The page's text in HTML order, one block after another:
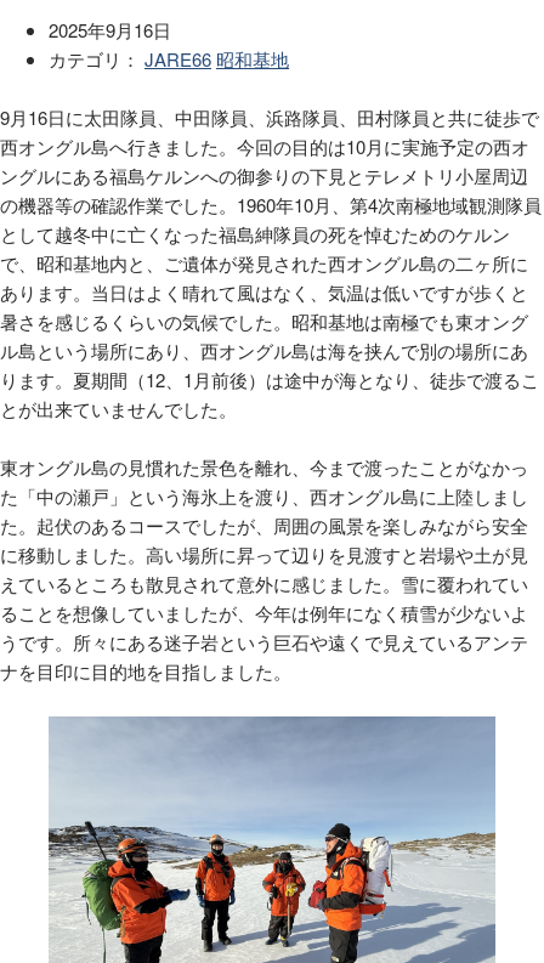
2025年9月16日
カテゴリ： JARE66 昭和基地
9月16日に太田隊員、中田隊員、浜路隊員、田村隊員と共に徒歩で
西オングル島へ行きました。今回の目的は10月に実施予定の西オ
ングルにある福島ケルンへの御参りの下見とテレメトリ小屋周辺
の機器等の確認作業でした。1960年10月、第4次南極地域観測隊員
として越冬中に亡くなった福島紳隊員の死を悼むためのケルン
で、昭和基地内と、ご遺体が発見された西オングル島の二ヶ所に
あります。当日はよく晴れて風はなく、気温は低いですが歩くと
暑さを感じるくらいの気候でした。昭和基地は南極でも東オング
ル島という場所にあり、西オングル島は海を挟んで別の場所にあ
ります。夏期間（12、1月前後）は途中が海となり、徒歩で渡るこ
とが出来ていませんでした。
東オングル島の見慣れた景色を離れ、今まで渡ったことがなかっ
た「中の瀬戸」という海氷上を渡り、西オングル島に上陸しまし
た。起伏のあるコースでしたが、周囲の風景を楽しみながら安全
に移動しました。高い場所に昇って辺りを見渡すと岩場や土が見
えているところも散見されて意外に感じました。雪に覆われてい
ることを想像していましたが、今年は例年になく積雪が少ないよ
うです。所々にある迷子岩という巨石や遠くで見えているアンテ
ナを目印に目的地を目指しました。